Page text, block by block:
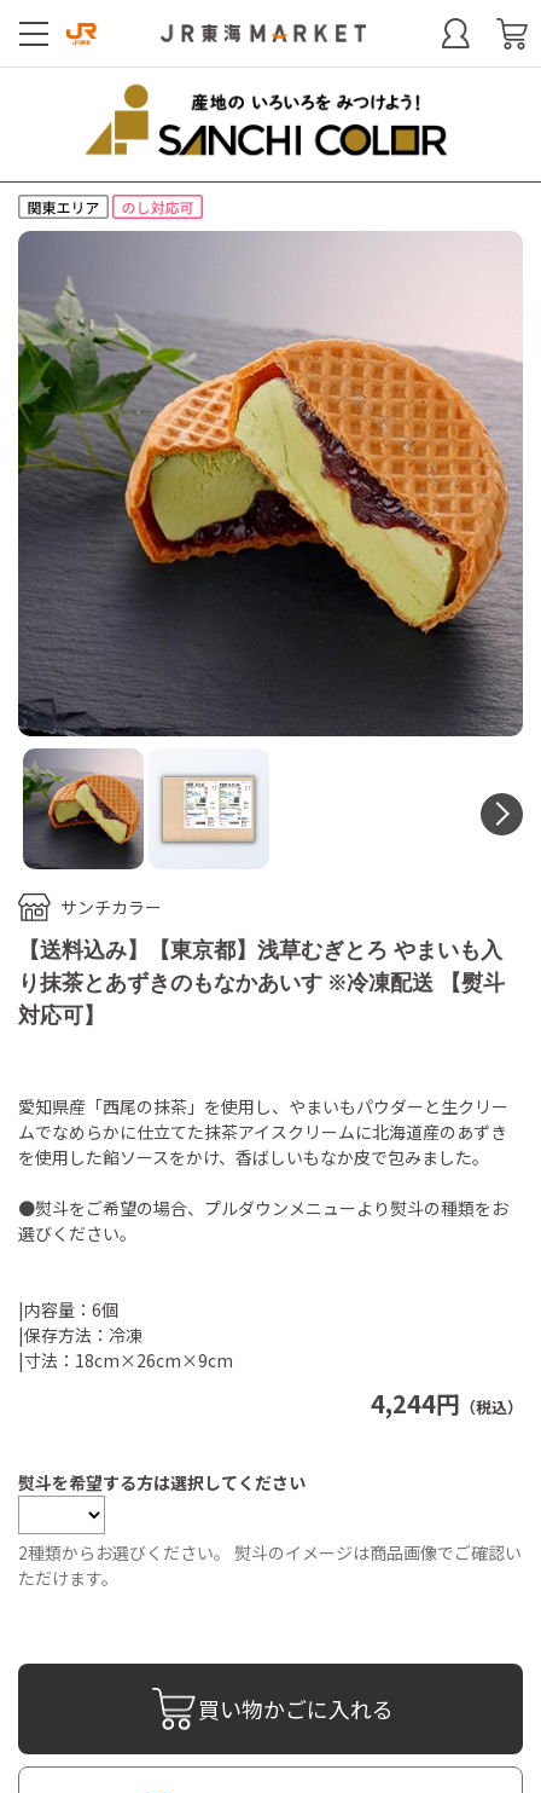
サンチカラー
【送料込み】【東京都】浅草むぎとろ やまいも入
り抹茶とあずきのもなかあいす ※冷凍配送 【熨斗
対応可】
4,244円 （税込）
愛知県産「西尾の抹茶」を使用し、やまいもパウダーと生クリー
ムでなめらかに仕立てた抹茶アイスクリームに北海道産のあずき
を使用した餡ソースをかけ、香ばしいもなか皮で包みました。
●熨斗をご希望の場合、プルダウンメニューより熨斗の種類をお
選びください。
|内容量：6個
|保存方法：冷凍
|寸法：18cm×26cm×9cm
熨斗を希望する方は選択してください
2種類からお選びください。 熨斗のイメージは商品画像でご確認い
ただけます。
買い物かごに入れる